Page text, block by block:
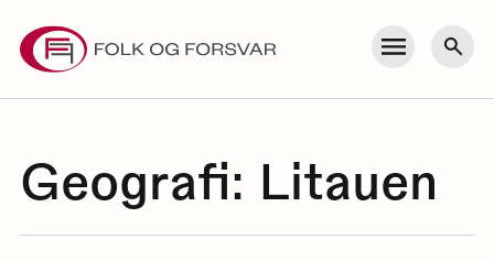
content
Meny Søk
Geografi: Litauen